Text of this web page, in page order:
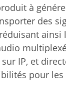
à
des
ainsi
IP, et
pour